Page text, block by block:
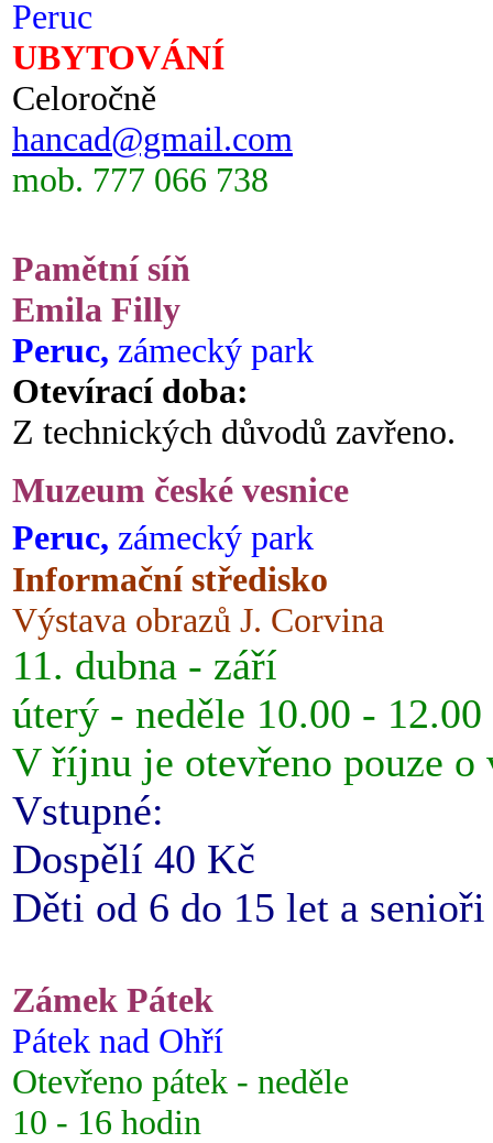
Peruc
UBYTOVÁNÍ
Celoročně
hancad@gmail.com
mob. 777 066 738
Pamětní síň
Emila Filly
Peruc, zámecký park
Otevírací doba:
Z technických důvodů zavřeno.
Muzeum české vesnice
Peruc, zámecký park
Informační středisko
Výstava obrazů J. Corvina
11. dubna - září
úterý - neděle 10.00 -
V říjnu je otevřeno pouze o
Vstupné:
Dospělí 40 Kč
Děti od 6 do 15 let a
Zámek Pátek
Pátek nad Ohří
Otevřeno pátek - neděle
10 - 16 hodin